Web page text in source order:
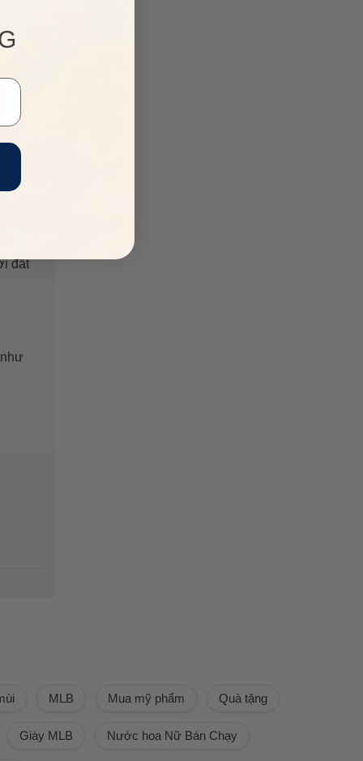
đất
MLB Mua mỹ phẩm Quà tặng
Giày MLB Nước hoa Nữ Bán Chạy